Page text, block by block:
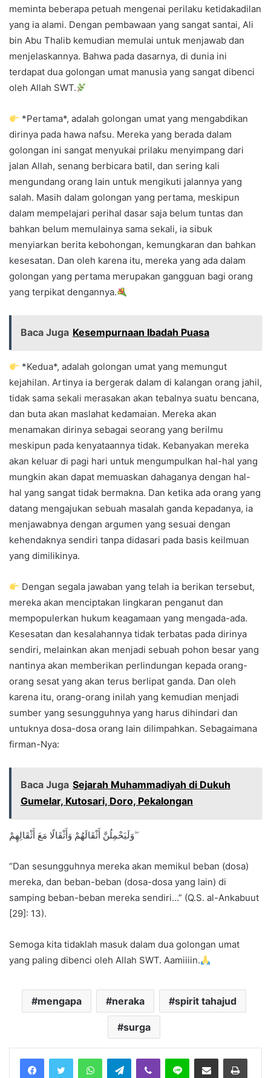
meminta beberapa petuah mengenai perilaku ketidakadilan
yang ia alami. Dengan pembawaan yang sangat santai, Ali
bin Abu Thalib kemudian memulai untuk menjawab dan
menjelaskannya. Bahwa pada dasarnya, di dunia ini
terdapat dua golongan umat manusia yang sangat dibenci
oleh Allah SWT.
*Pertama*, adalah golongan umat yang mengabdikan
dirinya pada hawa nafsu. Mereka yang berada dalam
golongan ini sangat menyukai prilaku menyimpang dari
jalan Allah, senang berbicara batil, dan sering kali
mengundang orang lain untuk mengikuti jalannya yang
salah. Masih dalam golongan yang pertama, meskipun
dalam mempelajari perihal dasar saja belum tuntas dan
bahkan belum memulainya sama sekali, ia sibuk
menyiarkan berita kebohongan, kemungkaran dan bahkan
kesesatan. Dan oleh karena itu, mereka yang ada dalam
golongan yang pertama merupakan gangguan bagi orang
yang terpikat dengannya.
Baca Juga Kesempurnaan Ibadah Puasa
*Kedua*, adalah golongan umat yang memungut
kejahilan. Artinya ia bergerak dalam di kalangan orang jahil,
tidak sama sekali merasakan akan tebalnya suatu bencana,
dan buta akan maslahat kedamaian. Mereka akan
menamakan dirinya sebagai seorang yang berilmu
meskipun pada kenyataannya tidak. Kebanyakan mereka
akan keluar di pagi hari untuk mengumpulkan hal-hal yang
mungkin akan dapat memuaskan dahaganya dengan hal-
hal yang sangat tidak bermakna. Dan ketika ada orang yang
datang mengajukan sebuah masalah ganda kepadanya, ia
menjawabnya dengan argumen yang sesuai dengan
kehendaknya sendiri tanpa didasari pada basis keilmuan
yang dimilikinya.
Dengan segala jawaban yang telah ia berikan tersebut,
mereka akan menciptakan lingkaran penganut dan
mempopulerkan hukum keagamaan yang mengada-ada.
Kesesatan dan kesalahannya tidak terbatas pada dirinya
sendiri, melainkan akan menjadi sebuah pohon besar yang
nantinya akan memberikan perlindungan kepada orang-
orang sesat yang akan terus berlipat ganda. Dan oleh
karena itu, orang-orang inilah yang kemudian menjadi
sumber yang sesungguhnya yang harus dihindari dan
untuknya dosa-dosa orang lain dilimpahkan. Sebagaimana
firman-Nya:
Baca Juga Sejarah Muhammadiyah di Dukuh
Gumelar, Kutosari, Doro, Pekalongan
وَلَيَحْمِلُنَّ أَثْقَالَهُمْ وَأَثْقَالًا مَعَ أَثْقَالِهِمْ ۖ
“Dan sesungguhnya mereka akan memikul beban (dosa)
mereka, dan beban-beban (dosa-dosa yang lain) di
samping beban-beban mereka sendiri…” (Q.S. al-Ankabuut
[29]: 13).
Semoga kita tidaklah masuk dalam dua golongan umat
yang paling dibenci oleh Allah SWT. Aamiiiin.
mengapa neraka spirit tahajud
surga
Telegram